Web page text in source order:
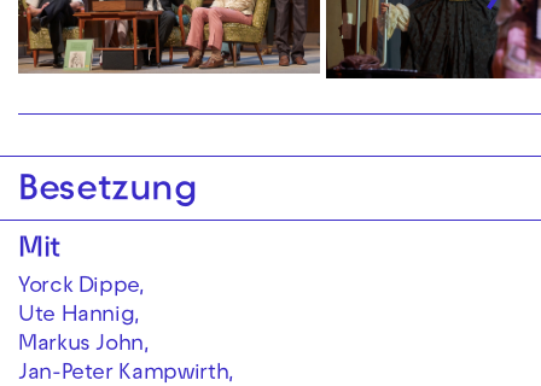
Besetzung
Mit
Yorck Dippe,
Ute Hannig,
Markus John,
Jan-Peter Kampwirth,